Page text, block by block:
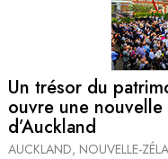
Un trésor du
ouvre une
d’Auckland
AUCKLAND, NOUVELLE-